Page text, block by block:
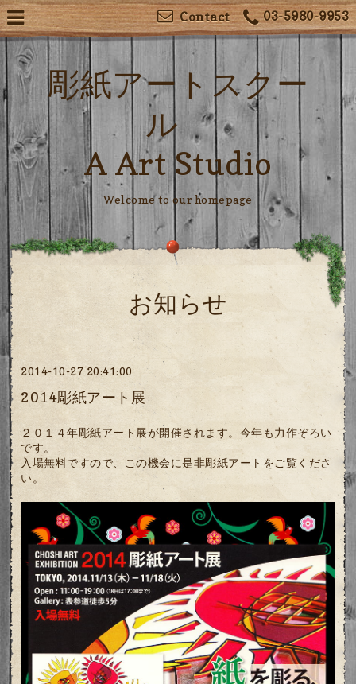
03-5980-9953
Contact
彫紙アートスクー
ル
A Art Studio
Welcome to our homepage
お知らせ
2014-10-27 20:41:00
2014彫紙アート展
２０１４年彫紙アート展が開催されます。今年も力作ぞろい
です。
入場無料ですので、この機会に是非彫紙アートをご覧くださ
い。